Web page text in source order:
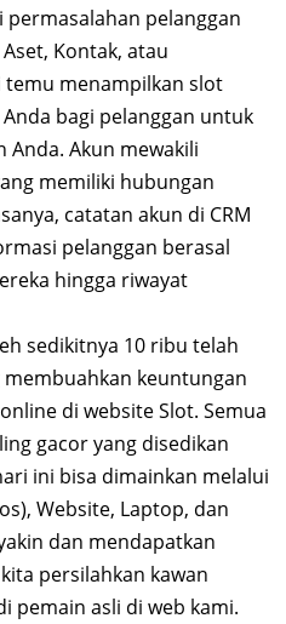
permasalahan pelanggan
Kontak, atau
temu menampilkan slot
bagi pelanggan untuk
Akun mewakili
memiliki hubungan
catatan akun di CRM
pelanggan berasal
hingga riwayat
sedikitnya 10 ribu telah
keuntungan
di website Slot. Semua
gacor yang disedikan
ini bisa dimainkan melalui
Website, Laptop, dan
dan mendapatkan
persilahkan kawan
pemain asli di web kami.